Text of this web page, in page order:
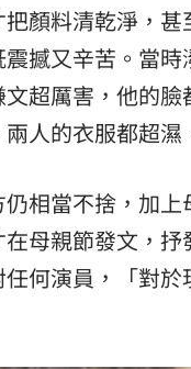
顏料清乾淨，
撼又辛苦。當時
超厲害，他的
人的衣服都超濕
相當不捨，加
在母親節發文，
何演員，「對